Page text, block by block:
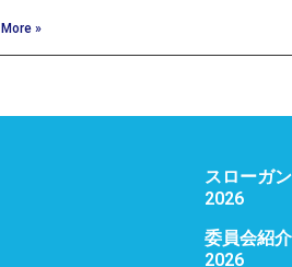
»
スローガン
2026
委員会紹介
2026